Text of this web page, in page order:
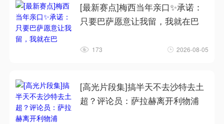
[最新赛点]梅西当年亲口✨承诺：
只要巴萨愿意让我留，我就在巴
173 2026-08-05
[高光片段集]搞半天不去沙特去土
超？评论员：萨拉赫离开利物浦